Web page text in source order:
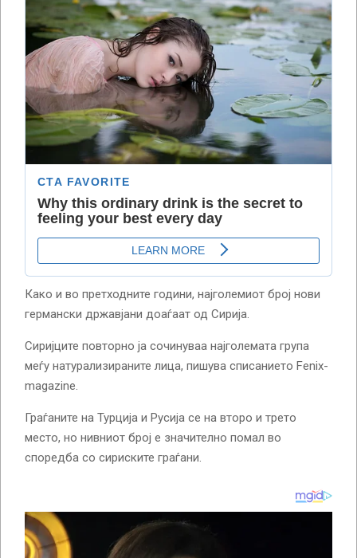
Како и во претходните години, најголемиот број нови
германски државјани доаѓаат од Сирија.
Сиријците повторно ја сочинуваа најголемата група
меѓу натурализираните лица, пишува списанието Fenix-
magazine.
Граѓаните на Турција и Русија се на второ и трето
место, но нивниот број е значително помал во
споредба со сириските граѓани.